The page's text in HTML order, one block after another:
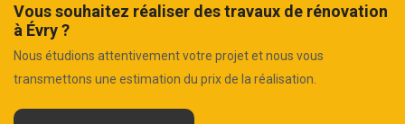
Vous souhaitez réaliser des travaux de rénovation
à Évry ?
Nous étudions attentivement votre projet et nous vous
transmettons une estimation du prix de la réalisation.